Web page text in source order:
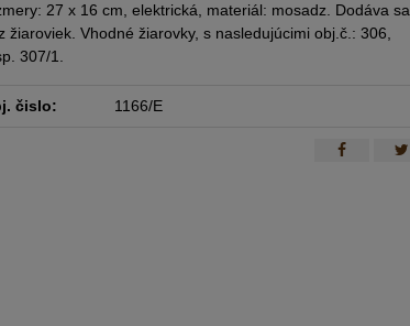
27 x 16 cm, elektrická, materiál: mosadz. Dodáva sa
žiaroviek. Vhodné žiarovky, s nasledujúcimi obj.č.: 306,
307/1.
čislo: 1166/E